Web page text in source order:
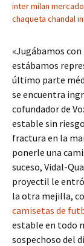
inter milan
chaqueta chandal
«Jugábamos
estábamos
último parte
se encuentra
cofundador de
estable sin
fractura en la
ponerle una
suceso, Vidal-
proyectil le
la otra mejilla,
camisetas de
estable en todo
sospechoso del